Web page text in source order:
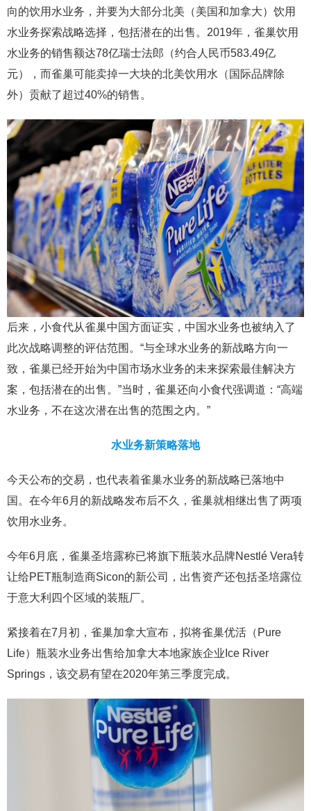
向的饮用水业务，并要为大部分北美（美国和加拿大）饮用
水业务探索战略选择，包括潜在的出售。2019年，雀巢饮用
水业务的销售额达78亿瑞士法郎（约合人民币583.49亿
元），而雀巢可能卖掉一大块的北美饮用水（国际品牌除
外）贡献了超过40%的销售。
后来，小食代从雀巢中国方面证实，中国水业务也被纳入了
此次战略调整的评估范围。“与全球水业务的新战略方向一
致，雀巢已经开始为中国市场水业务的未来探索最佳解决方
案，包括潜在的出售。”当时，雀巢还向小食代强调道：“高端
水业务，不在这次潜在出售的范围之内。”
水业务新策略落地
今天公布的交易，也代表着雀巢水业务的新战略已落地中
国。在今年6月的新战略发布后不久，雀巢就相继出售了两项
饮用水业务。
今年6月底，雀巢圣培露称已将旗下瓶装水品牌Nestlé Vera转
让给PET瓶制造商Sicon的新公司，出售资产还包括圣培露位
于意大利四个区域的装瓶厂。
紧接着在7月初，雀巢加拿大宣布，拟将雀巢优活（Pure
Life）瓶装水业务出售给加拿大本地家族企业Ice River
Springs，该交易有望在2020年第三季度完成。